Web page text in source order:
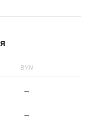
BYN
—
—